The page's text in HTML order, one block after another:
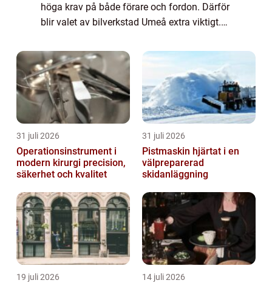
höga krav på både förare och fordon. Därför
blir valet av bilverkstad Umeå extra viktigt.
något går sönder, utan ar...
31 juli 2026
Operationsinstrument i
modern kirurgi precision,
säkerhet och kvalitet
31 juli 2026
Pistmaskin hjärtat i en
välpreparerad
skidanläggning
19 juli 2026 14 juli 2026